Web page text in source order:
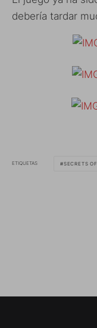
debería tardar
ETIQUETAS SECRETS